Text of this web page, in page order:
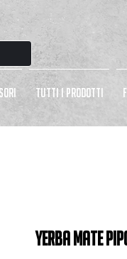
TUTTI I PRODOTTI
Yerba Mate